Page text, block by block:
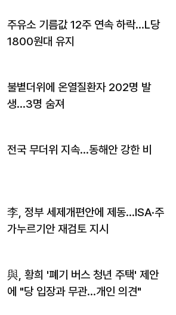
주유소 기름값 12주 연속 하락…L당
1800원대 유지
불볕더위에 온열질환자 202명 발
생…3명 숨져
전국 무더위 지속…동해안 강한 비
李, 정부 세제개편안에 제동…ISA·주
가누르기안 재검토 지시
與, 황희 '폐기 버스 청년 주택' 제안
에 "당 입장과 무관…개인 의견"